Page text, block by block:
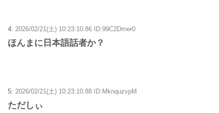
4: 2026/02/21(土) 10:23:10.86 ID:99C2Dmer0
ほんまに日本語話者か？
5: 2026/02/21(土) 10:23:10.88 ID:MknquzvpM
ただしぃ